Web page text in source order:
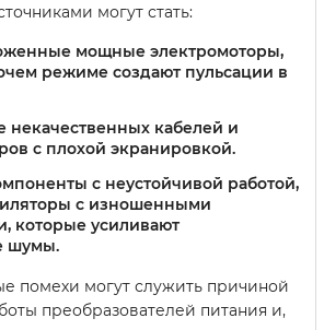
могут стать:
мощные электромоторы,
режиме создают пульсации в
некачественных кабелей и
с плохой экранировкой.
с неустойчивой работой,
с изношенными
которые усиливают
шумы.
помехи могут служить причиной
преобразователей питания и,